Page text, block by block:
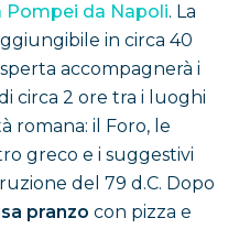
Pompei da Napoli. La
in circa 40
accompagnerà i
circa 2 ore tra i luoghi
romana: il Foro, le
greco e i suggestivi
del 79 d.C. Dopo
pranzo con pizza e